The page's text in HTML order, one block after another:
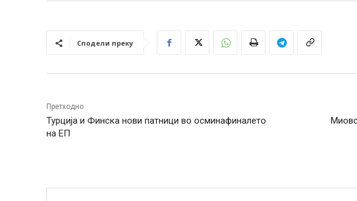
Сподели преку
Претходно
Турција и Финска нови патници во осминафиналето
на ЕП